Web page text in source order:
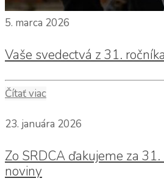
5. marca 2026
Vaše svedectvá z 31.
Čítať viac
23. januára 2026
Zo SRDCA ďakujeme za
noviny